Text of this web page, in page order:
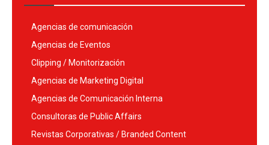
Agencias de comunicación
Agencias de Eventos
Clipping / Monitorización
Agencias de Marketing Digital
Agencias de Comunicación Interna
Consultoras de Public Affairs
Revistas Corporativas / Branded Content